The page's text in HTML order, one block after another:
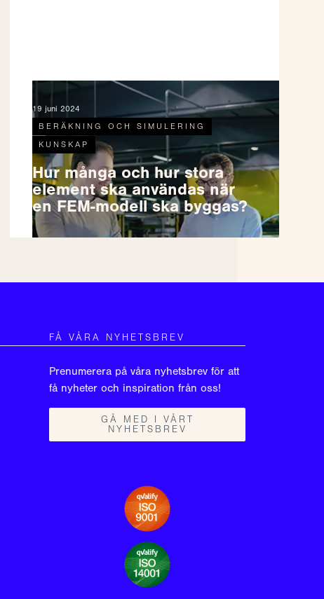
19 juni 2024
BERÄKNING OCH SIMULERING
KUNSKAP
Hur många och hur stora
element ska användas när
en FEM-modell ska byggas?
FÅ VÅRA NYHETSBREV
Prenumerera på våra nyhetsbrev för att
få nyheter och inspiration från oss!
GÅ MED I VÅRT
NYHETSBREV